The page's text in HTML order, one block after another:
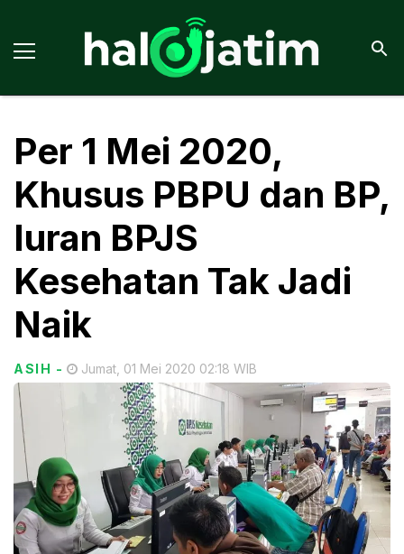
Per 1 Mei 2020,
Khusus PBPU dan BP,
Iuran BPJS
Kesehatan Tak Jadi
Naik
ASIH - Jumat, 01 Mei 2020 02:18 WIB